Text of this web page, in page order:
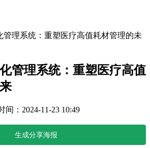
管理系统：重塑医疗高值耗材管理的未
管理系统：重塑医疗高值
：2024-11-23 10:49
生成分享海报